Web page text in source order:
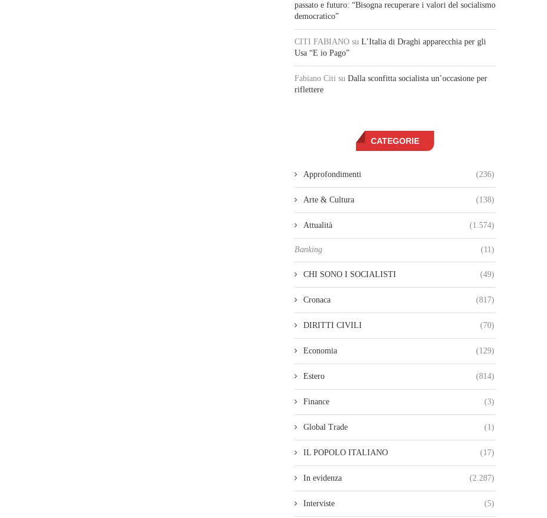
passato e futuro: “Bisogna recuperare i valori del socialismo
democratico”
CITI FABIANO su L’Italia di Draghi apparecchia per gli
Usa “E io Pago”
Fabiano Citi su Dalla sconfitta socialista un’occasione per
riflettere
CATEGORIE
Approfondimenti (236)
Arte & Cultura (138)
Attualità (1.574)
Banking (11)
CHI SONO I SOCIALISTI (49)
Cronaca (817)
DIRITTI CIVILI (70)
Economia (129)
Estero (814)
Finance (3)
Global Trade (1)
IL POPOLO ITALIANO (17)
In evidenza (2.287)
Interviste (5)